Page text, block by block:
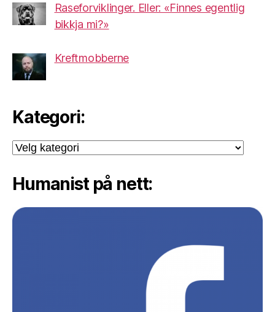
Raseforviklinger. Eller: «Finnes egentlig
bikkja mi?»
Kreftmobberne
Kategori:
Kategori:
Humanist på nett: